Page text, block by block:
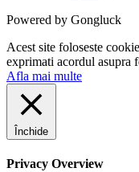
Powered by Gongluck
Acest site foloseste
exprimati acordul asupra
Afla mai multe
Închide
Privacy Overview